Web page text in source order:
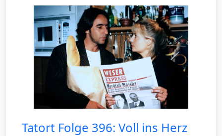
Tatort Folge 396: Voll ins Herz